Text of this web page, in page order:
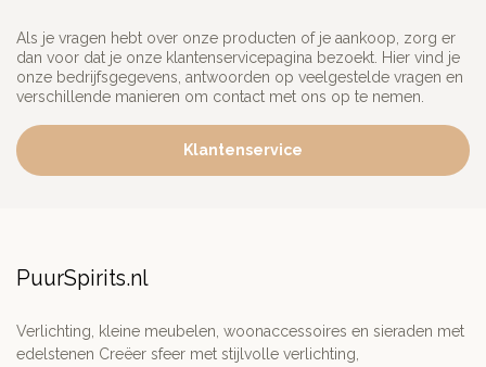
Als je vragen hebt over onze producten of je aankoop, zorg er
dan voor dat je onze klantenservicepagina bezoekt. Hier vind je
onze bedrijfsgegevens, antwoorden op veelgestelde vragen en
verschillende manieren om contact met ons op te nemen.
Klantenservice
PuurSpirits.nl
Verlichting, kleine meubelen, woonaccessoires en sieraden met
edelstenen Creëer sfeer met stijlvolle verlichting,